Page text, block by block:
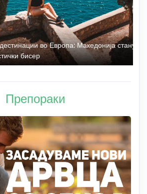
во Европа: Македонија станува
Препораки